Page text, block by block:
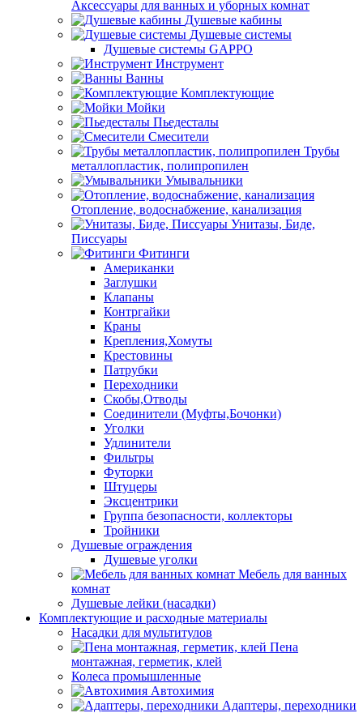
Аксессуары для ванных и уборных комнат
Душевые кабины
Душевые системы
Душевые системы GAPPO
Инструмент
Ванны
Комплектующие
Мойки
Пьедесталы
Смесители
Трубы
металлопластик, полипропилен
Умывальники
Отопление, водоснабжение, канализация
Унитазы, Биде,
Писсуары
Фитинги
Американки
Заглушки
Клапаны
Контргайки
Краны
Крепления,Хомуты
Крестовины
Патрубки
Переходники
Скобы,Отводы
Соединители (Муфты,Бочонки)
Уголки
Удлинители
Фильтры
Футорки
Штуцеры
Эксцентрики
Группа безопасности, коллекторы
Тройники
Душевые ограждения
Душевые уголки
Мебель для ванных
комнат
Душевые лейки (насадки)
Комплектующие и расходные материалы
Насадки для мультитулов
Пена
монтажная, герметик, клей
Колеса промышленные
Автохимия
Адаптеры, переходники